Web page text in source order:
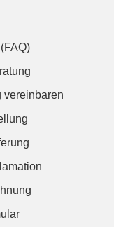
vereinbaren